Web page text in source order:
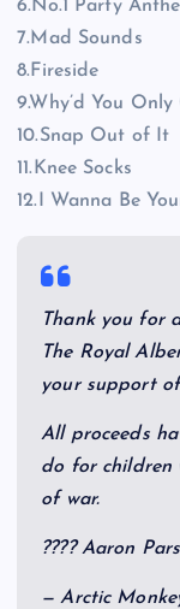
6.No.1 Party
7.Mad Sounds
8.Fireside
9.Why’d You
10.Snap Out of It
11.Knee Socks
12.I Wanna Be
Thank you for
The Royal
your support
All proceeds
do for children
of war.
???? Aaron
— Arctic